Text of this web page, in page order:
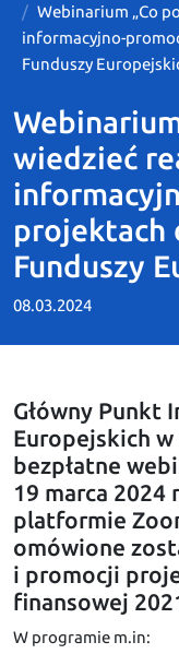
Webinarium „Co
informacyjno-
Funduszy
wiedzieć
projektach
Funduszy
08.03.2024
Główny Punkt
Europejskich w
bezpłatne
19 marca 2024
platformie
omówione
i promocji
finansowej
W programie m.in: